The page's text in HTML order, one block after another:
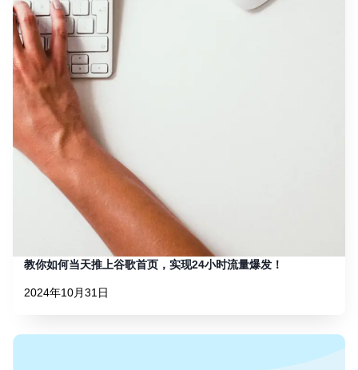
教你如何当天推上谷歌首页，实现24小时流量爆发！
2024年10月31日